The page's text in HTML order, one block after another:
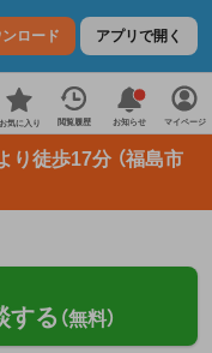
ロード アプリで開く
お気に入り 閲覧履歴 お知らせ マイページ
り徒歩17分 （福島市
する （無料）